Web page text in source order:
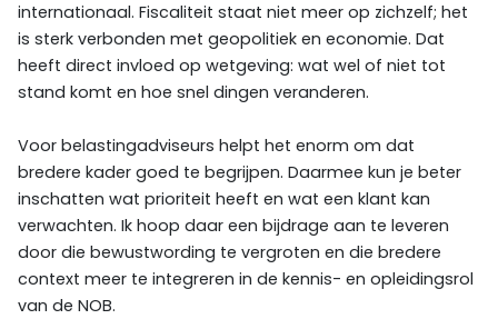
internationaal. Fiscaliteit staat niet meer op zichzelf; het
is sterk verbonden met geopolitiek en economie. Dat
heeft direct invloed op wetgeving: wat wel of niet tot
stand komt en hoe snel dingen veranderen.
Voor belastingadviseurs helpt het enorm om dat
bredere kader goed te begrijpen. Daarmee kun je beter
inschatten wat prioriteit heeft en wat een klant kan
verwachten. Ik hoop daar een bijdrage aan te leveren
door die bewustwording te vergroten en die bredere
context meer te integreren in de kennis- en opleidingsrol
van de NOB.